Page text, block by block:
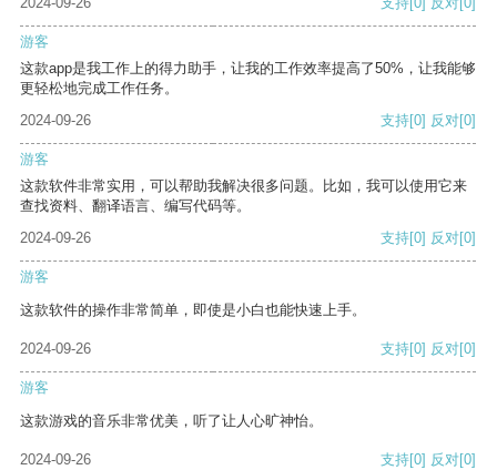
游客
这款app是我工作上的得力助手，让我的工作效率提高了50%，让我能够
更轻松地完成工作任务。
2024-09-26
支持[0] 反对[0]
游客
这款软件非常实用，可以帮助我解决很多问题。比如，我可以使用它来
查找资料、翻译语言、编写代码等。
2024-09-26
支持[0] 反对[0]
游客
这款软件的操作非常简单，即使是小白也能快速上手。
2024-09-26 支持[0] 反对[0]
游客
这款游戏的音乐非常优美，听了让人心旷神怡。
2024-09-26 支持[0] 反对[0]